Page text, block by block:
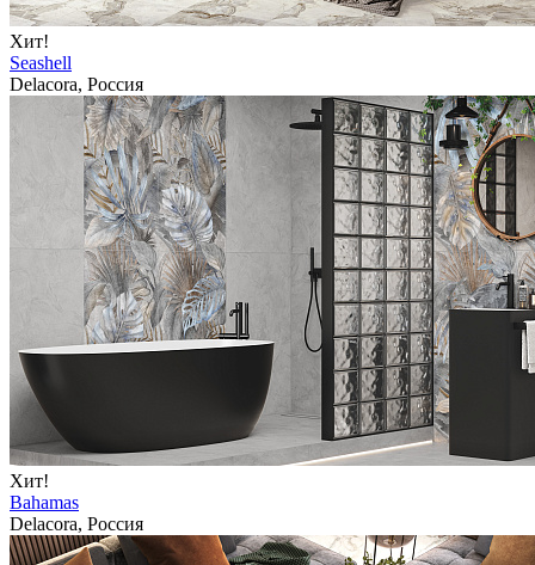
Хит!
Seashell
Delacora, Россия
Хит!
Bahamas
Delacora, Россия